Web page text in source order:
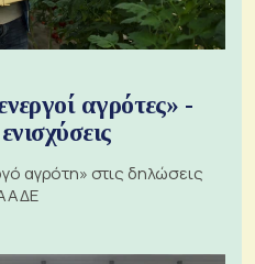
αγρότες» -
αγρότη» στις δηλώσεις